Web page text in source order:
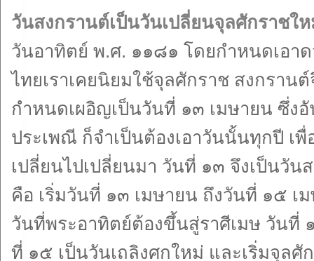
วันสงกรานต์เป็นวันเปลี่ยนจุลศักราชใ
วันอาทิตย์ พ.ศ. ๑๑๘๑ โดยกำหนดเอา
ไทยเราเคยนิยมใช้จุลศักราช สงกรา
กำหนดเผอิญเป็นวันที่ ๑๓ เมษายน ซึ่ง
ประเพณี ก็จำเป็นต้องเอาวันนั้นทุกปี เ
เปลี่ยนไปเปลี่ยนมา วันที่ ๑๓ จึงเป็นวั
คือ เริ่มวันที่ ๑๓ เมษายน ถึงวันที่ ๑๕
วันที่พระอาทิตย์ต้องขึ้นสู่ราศีเมษ วันที่
ที่ ๑๕ เป็นวันเถลิงศกใหม่ และเริ่มจุล